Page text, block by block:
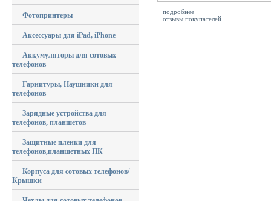
Фотопринтеры
Аксессуары для iPad, iPhone
Аккумуляторы для сотовых
телефонов
Гарнитуры, Наушники для
телефонов
Зарядные устройства для
телефонов, планшетов
Защитные пленки для
телефонов,планшетных ПК
Корпуса для сотовых телефонов/
Крышки
подробнее
отзывы покупателей